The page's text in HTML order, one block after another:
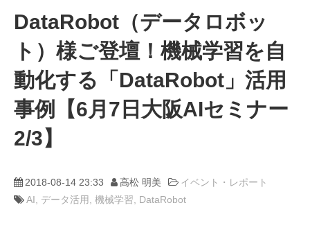
動画
trans-DXプロデューサー
DataRobot（データロボッ
ト）様ご登壇！機械学習を自
動化する「DataRobot」活用
事例【6月7日大阪AIセミナー
2/3】
2018-08-14 23:33 高松 明美
イベント・レポート
AI
データ活用 機械学習 DataRobot